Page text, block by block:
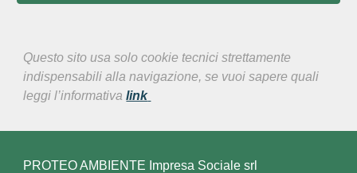
Questo sito usa solo cookie tecnici strettamente
indispensabili alla navigazione, se vuoi sapere quali
leggi l’informativalink
PROTEO AMBIENTE Impresa Sociale srl